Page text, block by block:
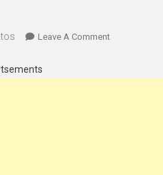
Leave A CommentOn